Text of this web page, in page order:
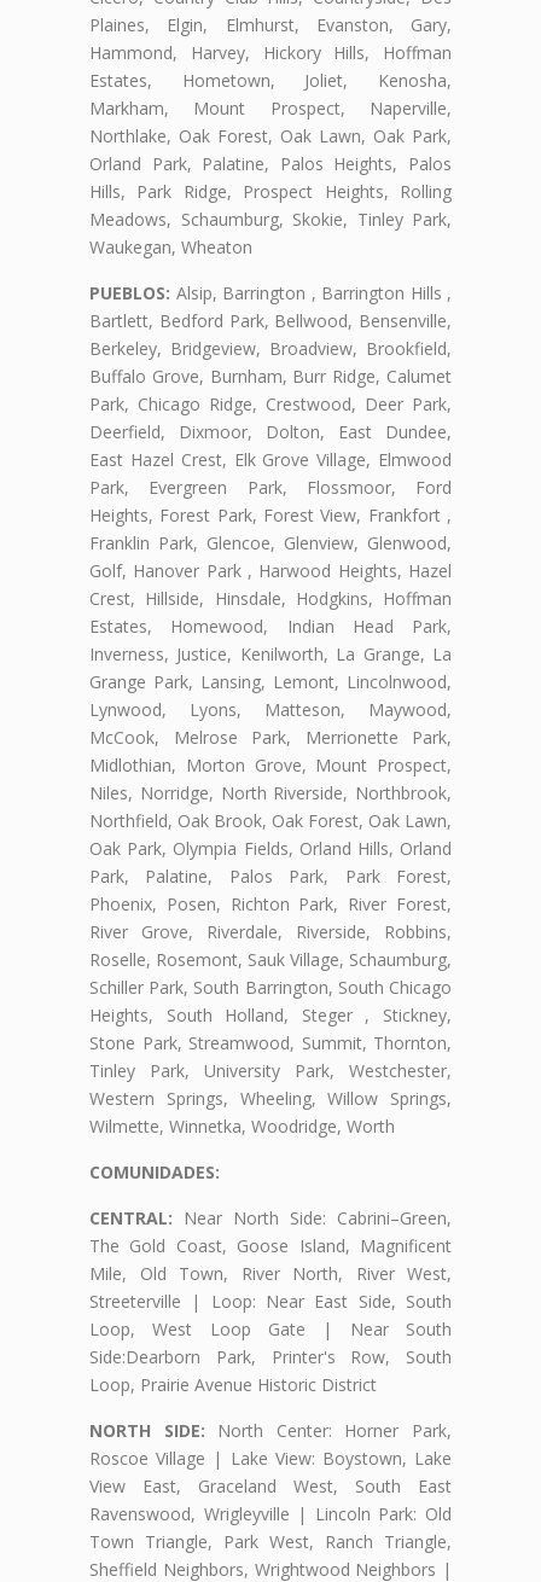
Plaines, Elgin, Elmhurst, Evanston, Gary,
Hammond, Harvey, Hickory Hills, Hoffman
Estates, Hometown, Joliet, Kenosha,
Markham, Mount Prospect, Naperville,
Northlake, Oak Forest, Oak Lawn, Oak Park,
Orland Park, Palatine, Palos Heights, Palos
Hills, Park Ridge, Prospect Heights, Rolling
Meadows, Schaumburg, Skokie, Tinley Park,
Waukegan, Wheaton
PUEBLOS: Alsip, Barrington , Barrington Hills ,
Bartlett, Bedford Park, Bellwood, Bensenville,
Berkeley, Bridgeview, Broadview, Brookfield,
Buffalo Grove, Burnham, Burr Ridge, Calumet
Park, Chicago Ridge, Crestwood, Deer Park,
Deerfield, Dixmoor, Dolton, East Dundee,
East Hazel Crest, Elk Grove Village, Elmwood
Park, Evergreen Park, Flossmoor, Ford
Heights, Forest Park, Forest View, Frankfort ,
Franklin Park, Glencoe, Glenview, Glenwood,
Golf, Hanover Park , Harwood Heights, Hazel
Crest, Hillside, Hinsdale, Hodgkins, Hoffman
Estates, Homewood, Indian Head Park,
Inverness, Justice, Kenilworth, La Grange, La
Grange Park, Lansing, Lemont, Lincolnwood,
Lynwood, Lyons, Matteson, Maywood,
McCook, Melrose Park, Merrionette Park,
Midlothian, Morton Grove, Mount Prospect,
Niles, Norridge, North Riverside, Northbrook,
Northfield, Oak Brook, Oak Forest, Oak Lawn,
Oak Park, Olympia Fields, Orland Hills, Orland
Park, Palatine, Palos Park, Park Forest,
Phoenix, Posen, Richton Park, River Forest,
River Grove, Riverdale, Riverside, Robbins,
Roselle, Rosemont, Sauk Village, Schaumburg,
Schiller Park, South Barrington, South Chicago
Heights, South Holland, Steger , Stickney,
Stone Park, Streamwood, Summit, Thornton,
Tinley Park, University Park, Westchester,
Western Springs, Wheeling, Willow Springs,
Wilmette, Winnetka, Woodridge, Worth
COMUNIDADES:
CENTRAL: Near North Side: Cabrini–Green,
The Gold Coast, Goose Island, Magnificent
Mile, Old Town, River North, River West,
Streeterville | Loop: Near East Side, South
Loop, West Loop Gate | Near South
Side:Dearborn Park, Printer's Row, South
Loop, Prairie Avenue Historic District
NORTH SIDE: North Center: Horner Park,
Roscoe Village | Lake View: Boystown, Lake
View East, Graceland West, South East
Ravenswood, Wrigleyville | Lincoln Park: Old
Town Triangle, Park West, Ranch Triangle,
Sheffield Neighbors, Wrightwood Neighbors |